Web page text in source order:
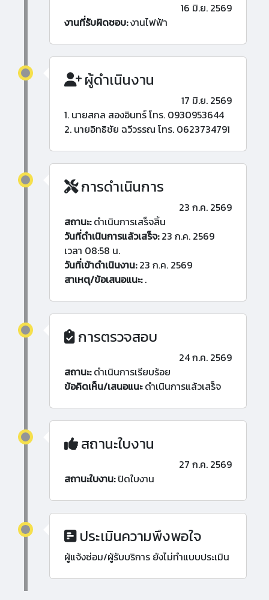
16 มิ.ย. 2569
งานที่รับผิดชอบ:งานไฟฟ้า
ผู้ดำเนินงาน
17 มิ.ย. 2569
1. นายสกล สองอินทร์ โทร. 0930953644
2. นายอิทธิชัย ฉวีวรรณ โทร. 0623734791
การดำเนินการ
23 ก.ค. 2569
สถานะ:ดำเนินการเสร็จสิ้น
วันที่ดำเนินการแล้วเสร็จ:23 ก.ค. 2569
เวลา 08:58 น.
วันที่เข้าดำเนินงาน:23 ก.ค. 2569
สาเหตุ/ข้อเสนอแนะ:.
การตรวจสอบ
24 ก.ค. 2569
สถานะ:ดำเนินการเรียบร้อย
ข้อคิดเห็น/เสนอแนะดำเนินการแล้วเสร็จ
สถานะใบงาน
27 ก.ค. 2569
สถานะใบงาน:ปิดใบงาน
ประเมินความพึงพอใจ
ผู้แจ้งซ่อม/ผู้รับบริการ ยังไม่ทำแบบประเมิน